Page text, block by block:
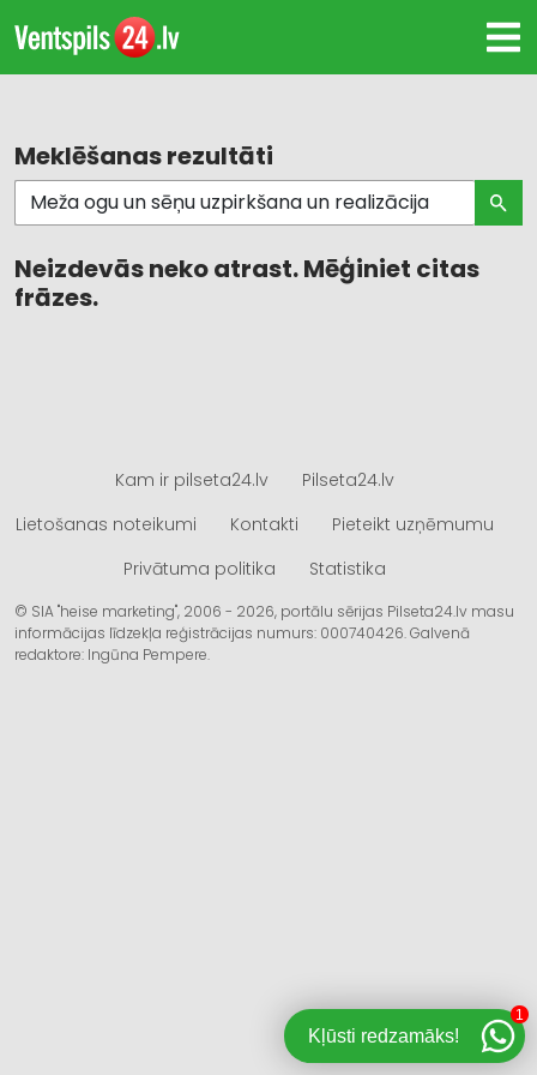
Meklēšanas rezultāti
Neizdevās neko atrast. Mēģiniet citas
frāzes.
Kam ir pilseta24.lv
Pilseta24.lv
Lietošanas noteikumi
Kontakti
Pieteikt uzņēmumu
Privātuma politika
Statistika
© SIA "heise marketing", 2006 - 2026, portālu sērijas Pilseta24.lv masu
informācijas līdzekļa reģistrācijas numurs: 000740426. Galvenā
redaktore: Ingūna Pempere.
Kļūsti redzamāks!
1